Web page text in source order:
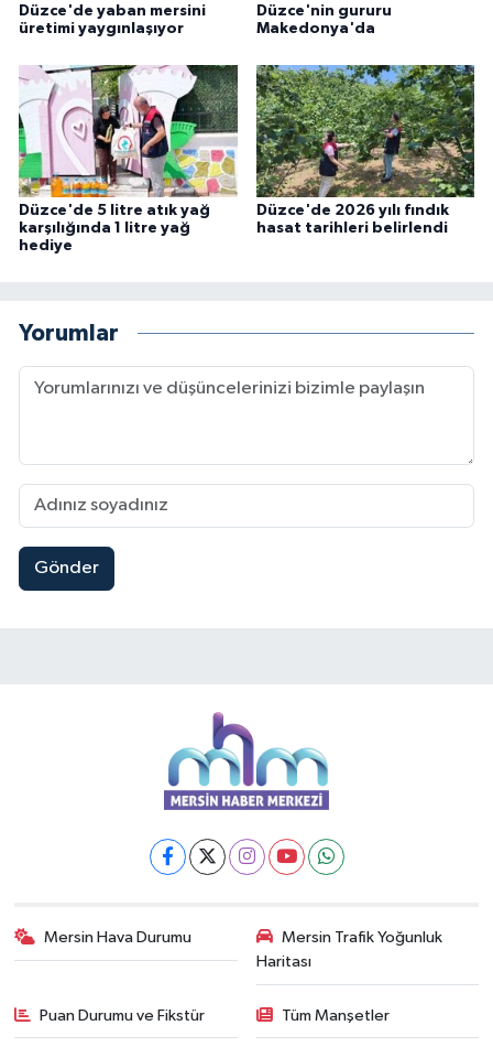
Düzce'de yaban mersini
üretimi yaygınlaşıyor
Düzce'nin gururu
Makedonya'da
Düzce'de 5 litre atık yağ
karşılığında 1 litre yağ
hediye
Düzce'de 2026 yılı fındık
hasat tarihleri belirlendi
Yorumlar
Gönder
Mersin Hava Durumu
Mersin Trafik Yoğunluk
Haritası
Puan Durumu ve Fikstür Tüm Manşetler